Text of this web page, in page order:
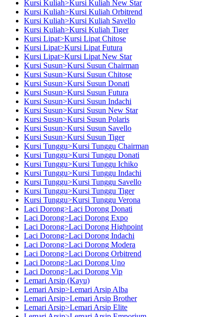
Kursi Kuliah>Kursi Kuliah New Star
Kursi Kuliah>Kursi Kuliah Orbitrend
Kursi Kuliah>Kursi Kuliah Savello
Kursi Kuliah>Kursi Kuliah Tiger
Kursi Lipat>Kursi Lipat Chitose
Kursi Lipat>Kursi Lipat Futura
Kursi Lipat>Kursi Lipat New Star
Kursi Susun>Kursi Susun Chairman
Kursi Susun>Kursi Susun Chitose
Kursi Susun>Kursi Susun Donati
Kursi Susun>Kursi Susun Futura
Kursi Susun>Kursi Susun Indachi
Kursi Susun>Kursi Susun New Star
Kursi Susun>Kursi Susun Polaris
Kursi Susun>Kursi Susun Savello
Kursi Susun>Kursi Susun Tiger
Kursi Tunggu>Kursi Tunggu Chairman
Kursi Tunggu>Kursi Tunggu Donati
Kursi Tunggu>Kursi Tunggu Ichiko
Kursi Tunggu>Kursi Tunggu Indachi
Kursi Tunggu>Kursi Tunggu Savello
Kursi Tunggu>Kursi Tunggu Tiger
Kursi Tunggu>Kursi Tunggu Verona
Laci Dorong>Laci Dorong Donati
Laci Dorong>Laci Dorong Expo
Laci Dorong>Laci Dorong Highpoint
Laci Dorong>Laci Dorong Indachi
Laci Dorong>Laci Dorong Modera
Laci Dorong>Laci Dorong Orbitrend
Laci Dorong>Laci Dorong Uno
Laci Dorong>Laci Dorong Vip
Lemari Arsip (Kayu)
Lemari Arsip>Lemari Arsip Alba
Lemari Arsip>Lemari Arsip Brother
Lemari Arsip>Lemari Arsip Elite